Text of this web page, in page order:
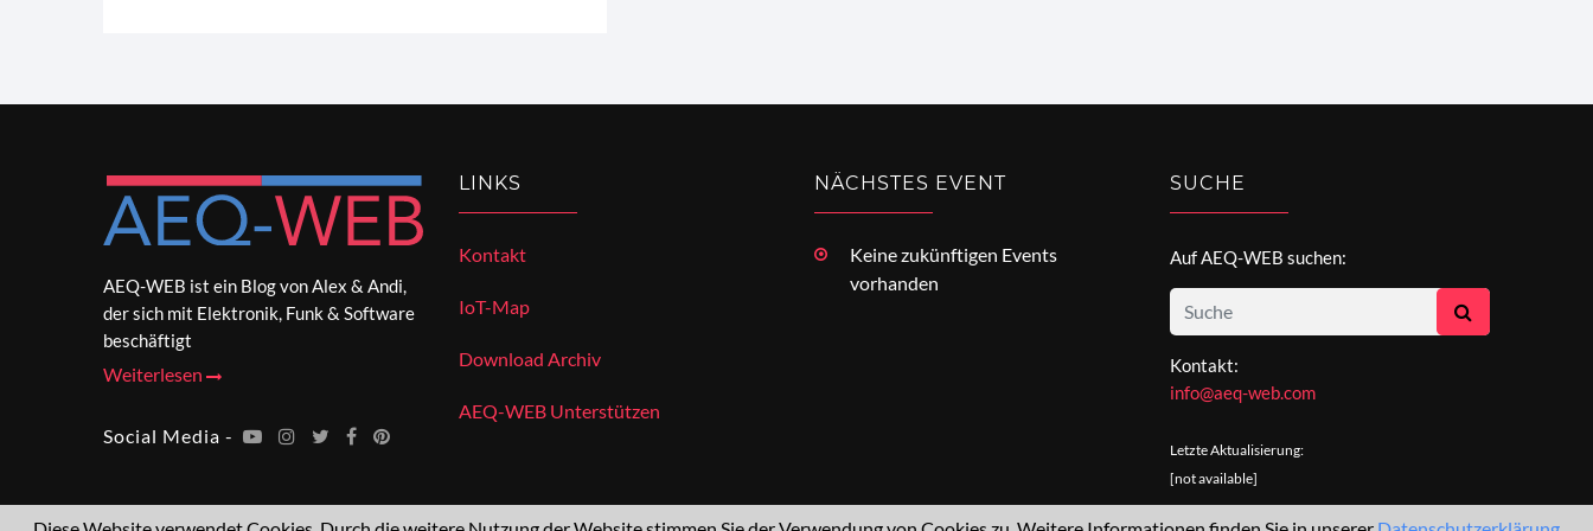
AEQ-WEB ist ein Blog von Alex & Andi,
der sich mit Elektronik, Funk & Software
beschäftigt
Weiterlesen
Social Media -
LINKS
Kontakt
IoT-Map
Download Archiv
AEQ-WEB Unterstützen
NÄCHSTES EVENT
Keine zukünftigen Events
vorhanden
SUCHE
Auf AEQ-WEB suchen:
Kontakt:
info@aeq-web.com
Letzte Aktualisierung:
[not available]